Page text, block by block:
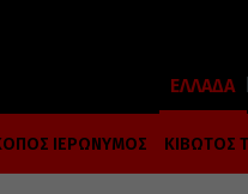
ΕΛΛΑΔΑ
ΙΕΡΩΝΥΜΟΣ ΚΙΒΩΤΟΣ